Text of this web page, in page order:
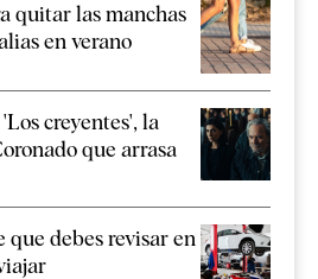
quitar las manchas
en verano
creyentes', la
que arrasa
que debes revisar en